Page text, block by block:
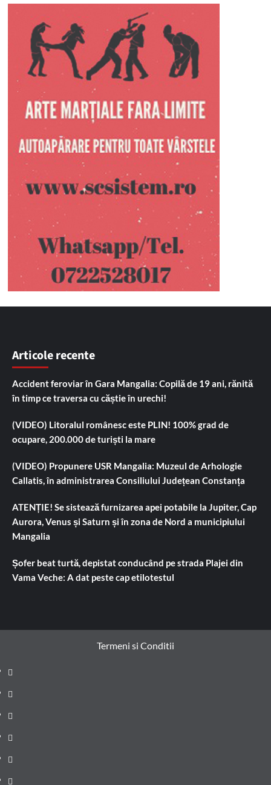
Articole recente
Accident feroviar în Gara Mangalia: Copilă de 19 ani, rănită
în timp ce traversa cu căștie în urechi!
(VIDEO) Litoralul românesc este PLIN! 100% grad de
ocupare, 200.000 de turiști la mare
(VIDEO) Propunere USR Mangalia: Muzeul de Arhologie
Callatis, în administrarea Consiliului Județean Constanța
ATENȚIE! Se sistează furnizarea apei potabile la Jupiter, Cap
Aurora, Venus și Saturn și în zona de Nord a municipiului
Mangalia
Șofer beat turtă, depistat conducând pe strada Plajei din
Vama Veche: A dat peste cap etilotestul
Termeni si Conditii
Prima
pagină
Știri
de
ultima
Administrație
locală
Actualitate
Justiție
Cultura